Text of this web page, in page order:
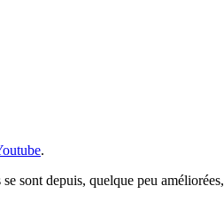
.
sont depuis, quelque peu